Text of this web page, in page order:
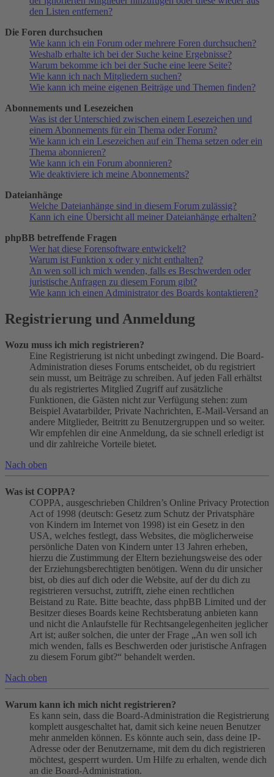
den Listen entfernen?
Die Foren durchsuchen
Wie kann ich ein Forum oder mehrere Foren durchsuchen?
Weshalb erhalte ich bei der Suche keine Ergebnisse?
Warum bekomme ich bei der Suche eine leere Seite?
Wie kann ich nach Mitgliedern suchen?
Wie kann ich meine eigenen Beiträge und Themen finden?
Abonnements und Lesezeichen
Was ist der Unterschied zwischen einem Lesezeichen und
einem Abonnements für ein Thema oder Forum?
Wie kann ich ein Lesezeichen auf ein Thema setzen oder ein
Thema abonnieren?
Wie kann ich ein Forum abonnieren?
Wie deaktiviere ich meine Abonnements?
Dateianhänge
Welche Dateianhänge sind in diesem Forum zulässig?
Kann ich eine Übersicht all meiner Dateianhänge erhalten?
phpBB betreffende Fragen
Wer hat diese Forensoftware entwickelt?
Warum ist Funktion x oder y nicht enthalten?
An wen soll ich mich wenden, falls es Beschwerden oder
juristische Anfragen zu diesem Forum gibt?
Wie kann ich einen Administrator des Boards kontaktieren?
Registrierung und Anmeldung
Wozu muss ich mich registrieren?
Eine Registrierung ist nicht unbedingt zwingend. Die Board-
Administration dieses Forums entscheidet, ob du registriert
sein musst, um Beiträge zu schreiben. Auf jeden Fall erhältst
du als registriertes Mitglied Zugriff auf zusätzliche
Funktionen, die Gästen nicht zur Verfügung stehen: zum
Beispiel Avatarbilder, Private Nachrichten, E-Mail-Versand an
andere Mitglieder, Beitritt zu Benutzergruppen und so weiter.
Wir empfehlen dir eine Anmeldung, da sie schnell erledigt ist
und dir zahlreiche Vorteile bietet.
Nach oben
Was ist COPPA?
COPPA, ausgeschrieben Children’s Online Privacy Protection
Act of 1998 (deutsch: Gesetz zum Schutz der Privatsphäre
von Kindern im Internet von 1998) ist ein Gesetz in den
USA, welches festlegt, dass Websites, die möglicherweise
persönliche Daten von Kindern unter 13 Jahren erheben,
hierzu die Zustimmung der Eltern beziehungsweise des oder
der Erziehungsberechtigten benötigen. Wenn du dir unsicher
bist, ob dies auf dich oder die Website, auf der du dich zu
registrieren versuchst, zutrifft, ziehe einen rechtlichen
Beistand zu Rate. Bitte beachte, dass phpBB Limited und der
Besitzer dieses Boards keine Rechtsberatung anbieten kann
und nicht die Anlaufstelle für Rechtsangelegenheiten jeglicher
Art ist; außer solchen, die unter der Frage „An wen soll ich
mich wenden, falls es Beschwerden oder juristische Anfragen
zu diesem Forum gibt?“ behandelt werden.
Nach oben
Warum kann ich mich nicht registrieren?
Es kann sein, dass die Board-Administration die Registrierung
komplett ausgeschaltet hat, damit sich keine neuen Benutzer
mehr anmelden können. Es könnte auch sein, dass deine IP-
Adresse oder der Benutzername, mit dem du dich registrieren
möchtest, gesperrt wurden. Um Hilfe zu erhalten, wende dich
an die Board-Administration.